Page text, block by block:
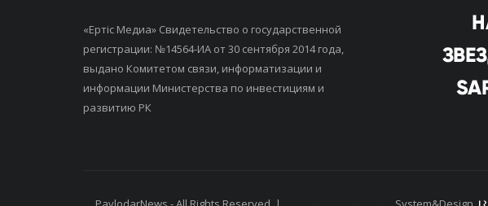
«Ертiс Медиа» Свидетельство о государственной
регистрации: №14564-ИА от 30 сентября 2014 года,
выдано Комитетом связи, информатизации и
информации Министерства по инвестициям и
развитию РК